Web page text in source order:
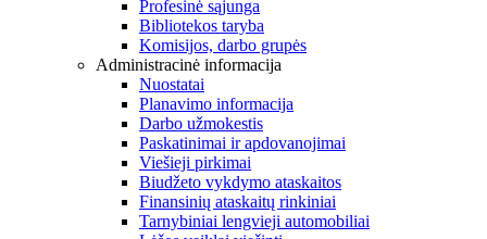
Profesinė sąjunga
Bibliotekos taryba
Komisijos, darbo grupės
Administracinė informacija
Nuostatai
Planavimo informacija
Darbo užmokestis
Paskatinimai ir apdovanojimai
Viešieji pirkimai
Biudžeto vykdymo ataskaitos
Finansinių ataskaitų rinkiniai
Tarnybiniai lengvieji automobiliai